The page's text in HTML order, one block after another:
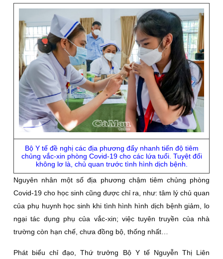
Bộ Y tế đề nghị các địa phương đẩy nhanh tiến độ tiêm
chủng vắc-xin phòng Covid-19 cho các lứa tuổi. Tuyệt đối
không lơ là, chủ quan trước tình hình dịch bệnh.
Nguyên nhân một số địa phương chậm tiêm chủng phòng
Covid-19 cho học sinh cũng được chỉ ra, như: tâm lý chủ quan
của phụ huynh học sinh khi tình hình hình dịch bệnh giảm, lo
ngại tác dụng phụ của vắc-xin; việc tuyên truyền của nhà
trường còn hạn chế, chưa đồng bộ, thống nhất…
Phát biểu chỉ đạo, Thứ trưởng Bộ Y tế Nguyễn Thị Liên